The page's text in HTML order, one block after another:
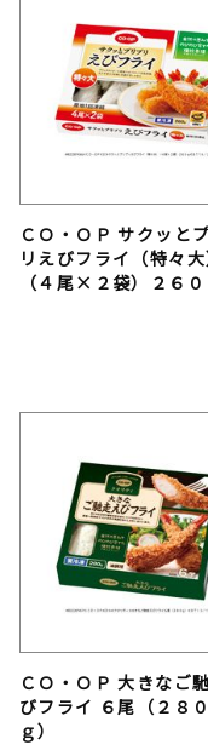
ＣＯ・ＯＰ サクッと
リえびフライ（特々大
（４尾×２袋）２６０
ＣＯ・ＯＰ 大きなご
びフライ ６尾（２８０
ｇ）